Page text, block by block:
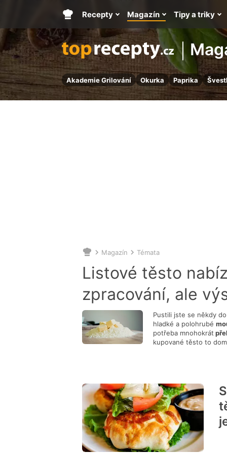
Akademie Grilování Okurka Paprika
Hlavní
stránka
Recepty Magazín Tipy a triky
Nacházíte
se
Magazín Témata
Listové těsto
zpracování, ale
Pustili jste se někdy do
hladké a polohrubé
potřeba mnohokrát
kupované těsto to